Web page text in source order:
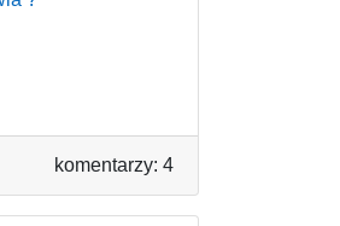
komentarzy: 4